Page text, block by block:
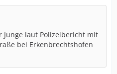
Junge laut Polizeibericht mit
bei Erkenbrechtshofen